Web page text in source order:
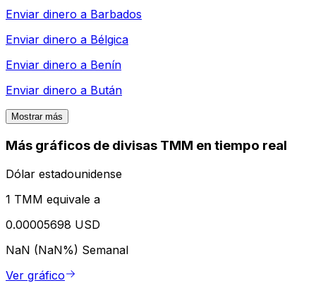
Enviar dinero a Barbados
Enviar dinero a Bélgica
Enviar dinero a Benín
Enviar dinero a Bután
Mostrar más
Más gráficos de divisas TMM en tiempo real
Dólar estadounidense
1 TMM equivale a
0.00005698 USD
NaN (NaN%) Semanal
Ver gráfico